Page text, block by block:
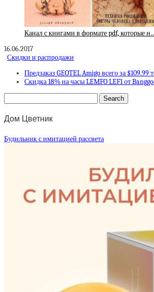
Канал с книгами в формате pdf, которые
16.06.2017
Скидки и распродажи
Предзаказ GEOTEL Amigo всего за $109.99
Скидка 18% на часы LEMFO LEF1 от
Дом Цветник
Будильник с имитацией рассвета